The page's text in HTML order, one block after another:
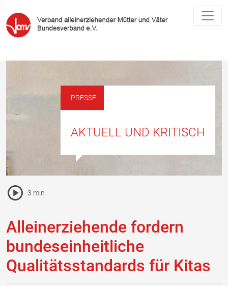
PRESSE
AKTUELL UND KRITISCH
Vorlesen Icon
Pause Icon
3 min
Alleinerziehende fordern
bundeseinheitliche
Qualitätsstandards für Kitas